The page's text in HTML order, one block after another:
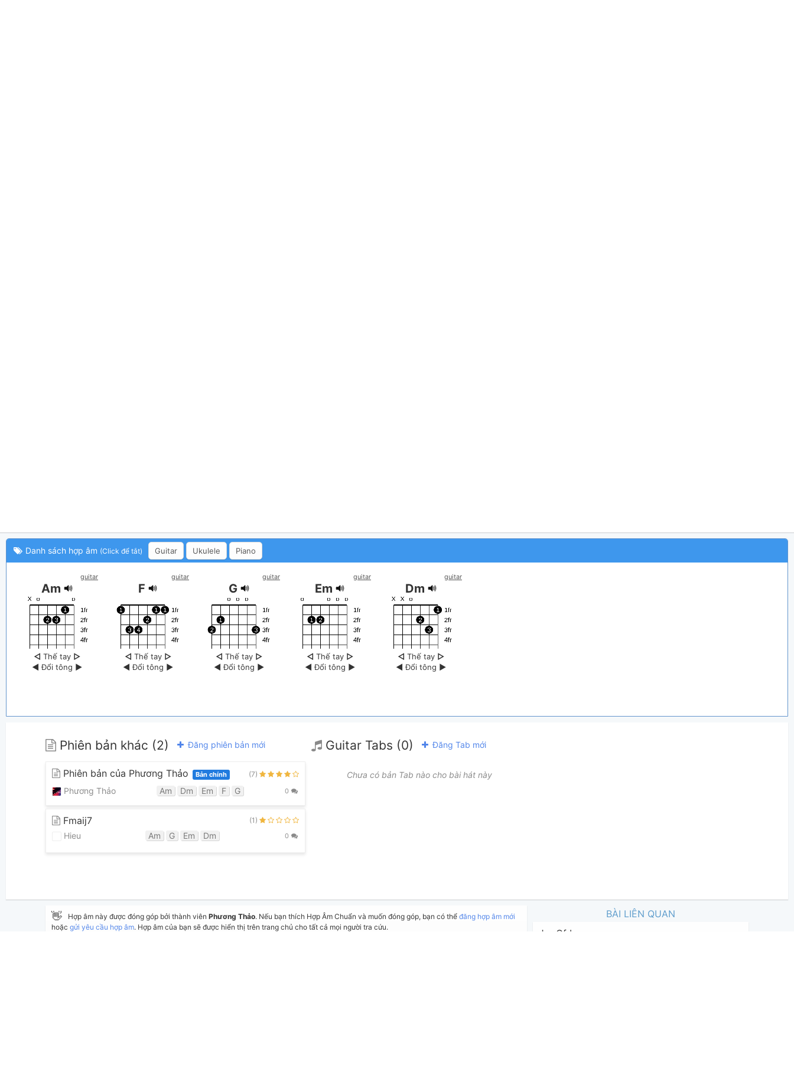
Danh sách hợp âm (Click để tắt) Guitar Ukulele Piano
guitar
Am
◁ Thế tay ▷
◀ Đổi tông ▶
guitar
F
◁ Thế tay ▷
◀ Đổi tông ▶
guitar
G
◁ Thế tay ▷
◀ Đổi tông ▶
guitar
Em
◁ Thế tay ▷
◀ Đổi tông ▶
guitar
Dm
◁ Thế tay ▷
◀ Đổi tông ▶
Phiên bản khác (2) Đăng phiên bản mới
Phiên bản của Phương Thảo Bản chính (7)
Phương Thảo Am Dm Em F G 0
Fmaij7 (1)
Hieu Am G Em Dm 0
Guitar Tabs (0) Đăng Tab mới
Chưa có bản Tab nào cho bài hát này
👋 Hợp âm này được đóng góp bởi thành viên Phương Thảo. Nếu bạn thích Hợp Âm Chuẩn và muốn đóng góp, bạn có thể đăng hợp âm mới
hoặc gửi yêu cầu hợp âm. Hợp âm của bạn sẽ được hiển thị trên trang chủ cho tất cả mọi người tra cứu.
BÀI LIÊN QUAN
Jar Of Love